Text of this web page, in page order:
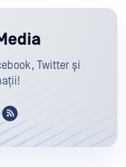
Twitter și